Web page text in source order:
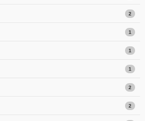
2
1
1
1
2
2